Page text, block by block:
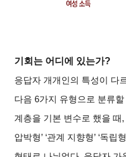
기회는 어디에 있는가?
응답자 개개인의 특성이 다
다음 6가지 유형으로 분류
계층을 기본 변수로 했을 때,
압박형’ ‘관계 지향형’ ‘독립